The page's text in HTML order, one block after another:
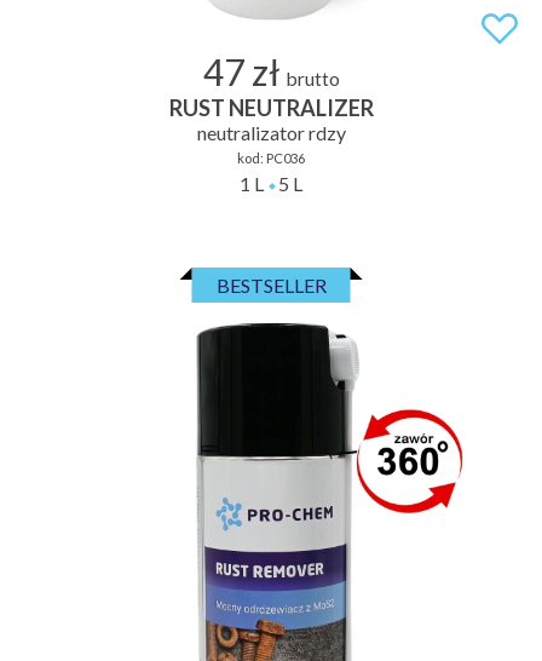
47 zł brutto
RUST NEUTRALIZER
neutralizator rdzy
kod: PC036
1 L 5 L
BESTSELLER